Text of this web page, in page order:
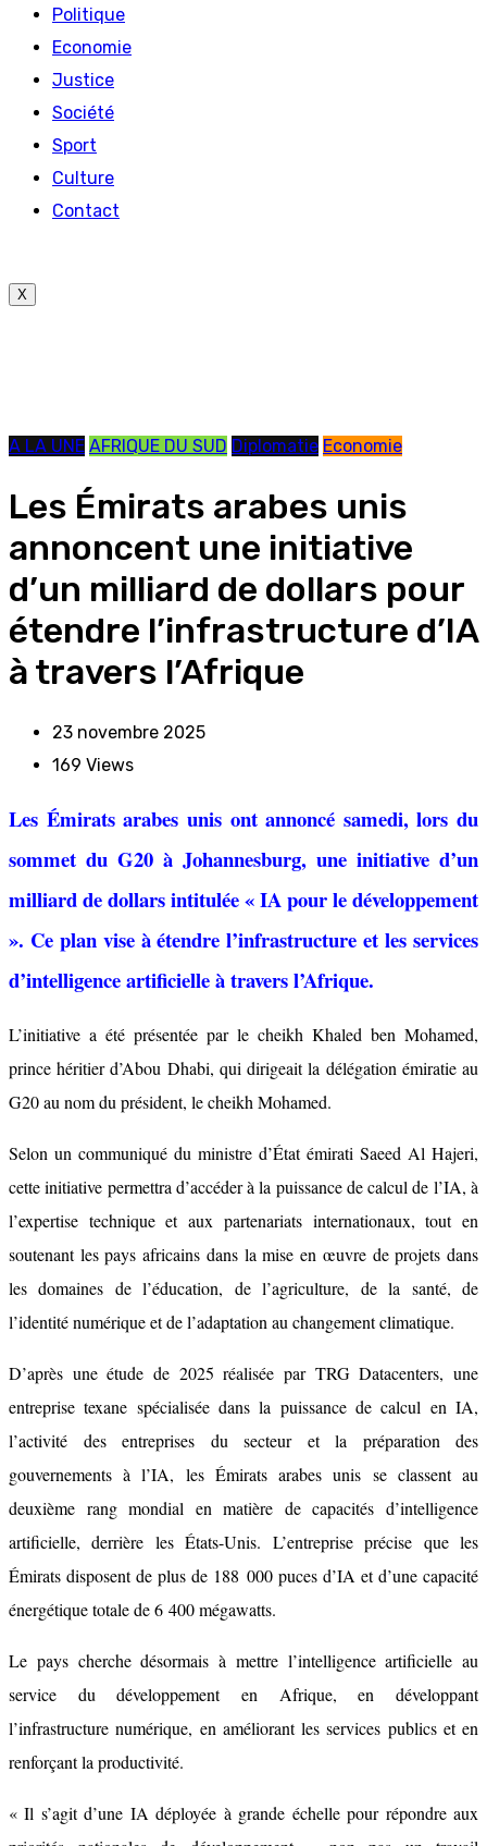
Politique
Economie
Justice
Société
Sport
Culture
Contact
X
A LA UNE AFRIQUE DU SUD Diplomatie Economie
Les Émirats arabes unis
annoncent une initiative
d’un milliard de dollars pour
étendre l’infrastructure d’IA
à travers l’Afrique
23 novembre 2025
169 Views
Les Émirats arabes unis ont annoncé samedi, lors du
sommet du G20 à Johannesburg, une initiative d’un
milliard de dollars intitulée « IA pour le développement
». Ce plan vise à étendre l’infrastructure et les services
d’intelligence artificielle à travers l’Afrique.
L’initiative a été présentée par le cheikh Khaled ben Mohamed,
prince héritier d’Abou Dhabi, qui dirigeait la délégation émiratie au
G20 au nom du président, le cheikh Mohamed.
Selon un communiqué du ministre d’État émirati Saeed Al Hajeri,
cette initiative permettra d’accéder à la puissance de calcul de l’IA, à
l’expertise technique et aux partenariats internationaux, tout en
soutenant les pays africains dans la mise en œuvre de projets dans
les domaines de l’éducation, de l’agriculture, de la santé, de
l’identité numérique et de l’adaptation au changement climatique.
D’après une étude de 2025 réalisée par TRG Datacenters, une
entreprise texane spécialisée dans la puissance de calcul en IA,
l’activité des entreprises du secteur et la préparation des
gouvernements à l’IA, les Émirats arabes unis se classent au
deuxième rang mondial en matière de capacités d’intelligence
artificielle, derrière les États-Unis. L’entreprise précise que les
Émirats disposent de plus de 188 000 puces d’IA et d’une capacité
énergétique totale de 6 400 mégawatts.
Le pays cherche désormais à mettre l’intelligence artificielle au
service du développement en Afrique, en développant
l’infrastructure numérique, en améliorant les services publics et en
renforçant la productivité.
« Il s’agit d’une IA déployée à grande échelle pour répondre aux